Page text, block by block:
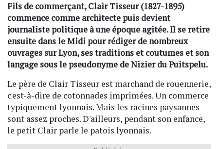
Fils de commerçant, Clair Tisseur (1827-1895)
commence comme architecte puis devient
journaliste politique à une époque agitée. Il se retire
ensuite dans le Midi pour rédiger de nombreux
ouvrages sur Lyon, ses traditions et coutumes et son
langage sous le pseudonyme de Nizier du Puitspelu.
Le père de Clair Tisseur est marchand de rouennerie,
c'est-à-dire de cotonnades imprimées. Un commerce
typiquement lyonnais. Mais les racines paysannes
sont assez proches. D'ailleurs, pendant son enfance,
le petit Clair parle le patois lyonnais.